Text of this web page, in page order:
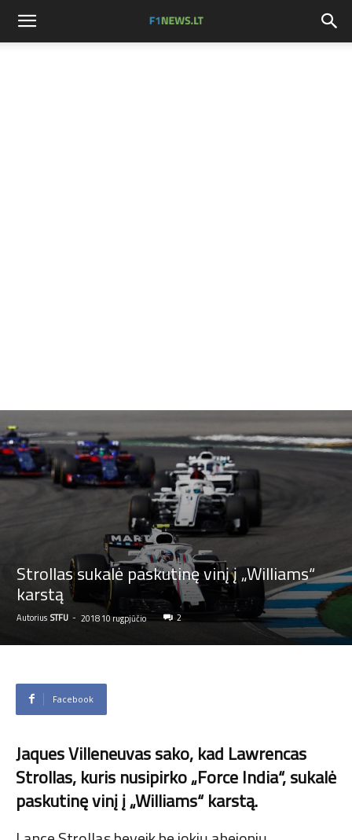
Strollas sukalė paskutinę vinį į „Williams“
karstą
Autorius STFU - 2018 10 rugpjūčio 2
Facebook
Jaques Villeneuvas sako, kad Lawrencas
Strollas, kuris nusipirko „Force India“, sukalė
paskutinę vinį į „Williams“ karstą.